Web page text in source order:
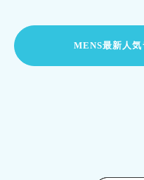
MENS最新人